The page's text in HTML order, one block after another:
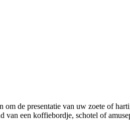
de presentatie van uw zoete of
van een koffiebordje, schotel of